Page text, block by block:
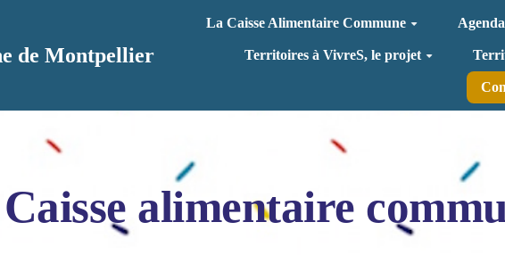
de Montpellier
La Caisse Alimentaire Commune Agenda
Territoires à VivreS, le projet
Caisse alimentaire